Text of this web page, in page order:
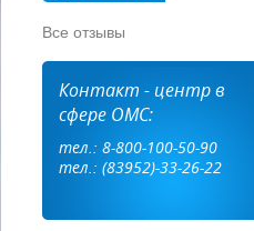
Все отзывы
Контакт - центр в
сфере ОМС:
тел.: 8-800-100-50-90
тел.: (83952)-33-26-22